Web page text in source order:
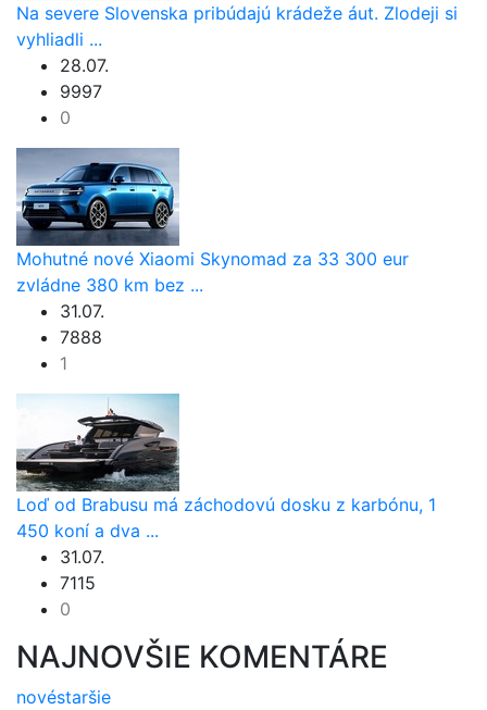
Na severe Slovenska pribúdajú krádeže áut. Zlodeji si
vyhliadli ...
28.07.
9997
0
Mohutné nové Xiaomi Skynomad za 33 300 eur
zvládne 380 km bez ...
31.07.
7888
1
Loď od Brabusu má záchodovú dosku z karbónu, 1
450 koní a dva ...
31.07.
7115
0
NAJNOVŠIE KOMENTÁRE
novéstaršie